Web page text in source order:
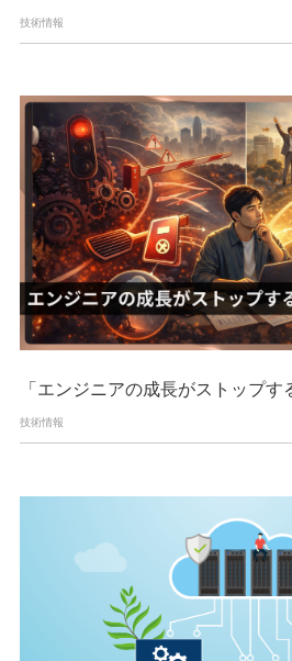
技術情報
「エンジニアの成長がストップす
技術情報